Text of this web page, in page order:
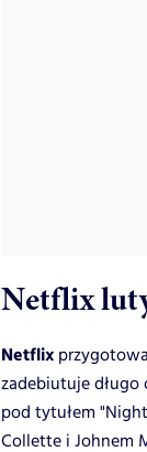
Netflix
Netflix
zadebiutuje długo
pod tytułem
Collette i Johnem